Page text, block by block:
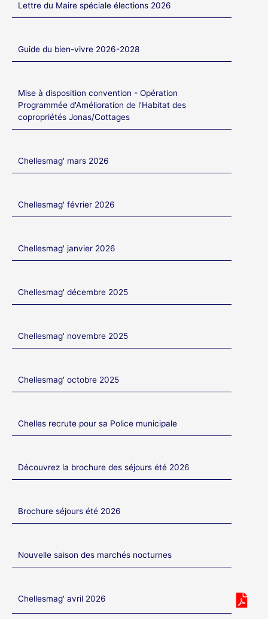
Lettre du Maire spéciale élections 2026
Guide du bien-vivre 2026-2028
Mise à disposition convention - Opération
Programmée d'Amélioration de l'Habitat des
copropriétés Jonas/Cottages
Chellesmag' mars 2026
Chellesmag' février 2026
Chellesmag' janvier 2026
Chellesmag' décembre 2025
Chellesmag' novembre 2025
Chellesmag' octobre 2025
Chelles recrute pour sa Police municipale
Découvrez la brochure des séjours été 2026
Brochure séjours été 2026
Nouvelle saison des marchés nocturnes
Chellesmag' avril 2026